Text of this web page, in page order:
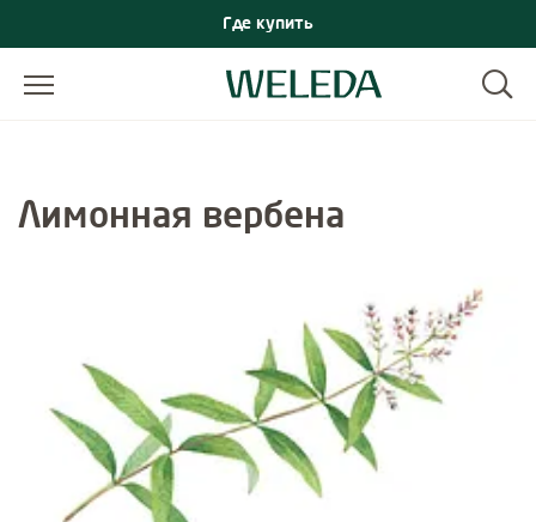
Где купить
Лимонная вербена